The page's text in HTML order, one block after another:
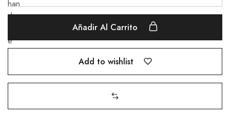
Añadir Al Carrito
Add to wishlist